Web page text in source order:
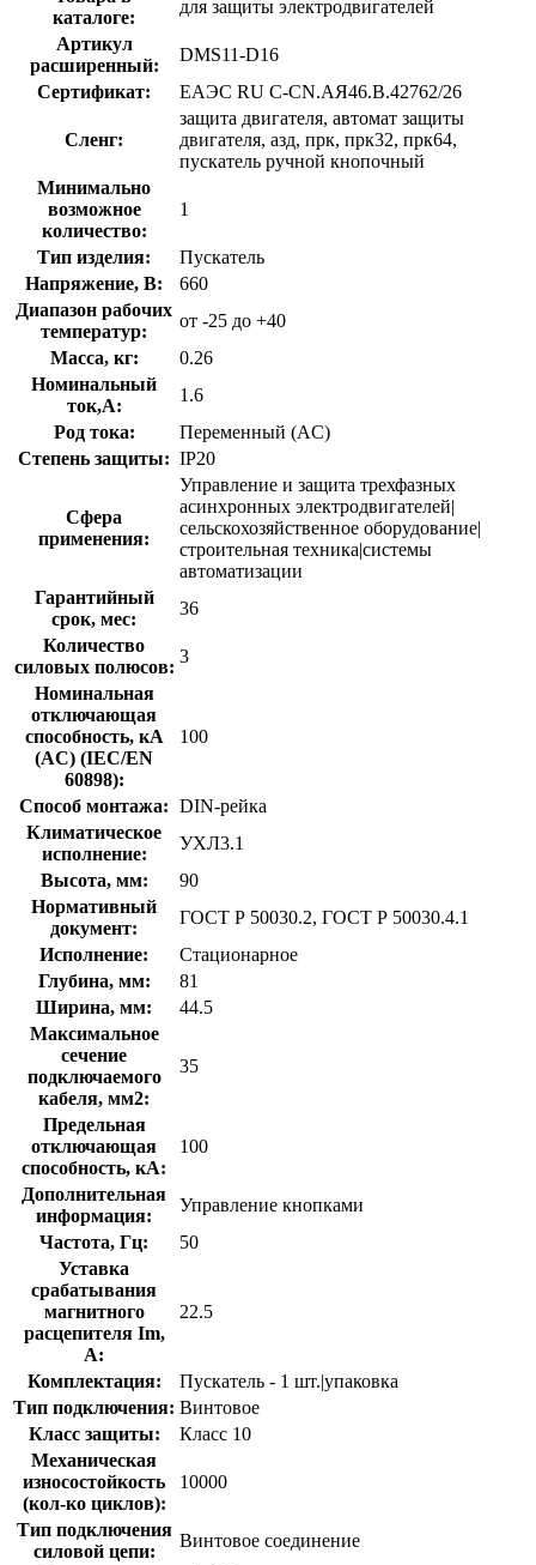
каталоге:
для защиты электродвигателей
Артикул
расширенный:
DMS11-D16
Сертификат:
ЕАЭС RU С-CN.АЯ46.В.42762/26
Сленг:
защита двигателя, автомат защиты
двигателя, азд, прк, прк32, прк64,
пускатель ручной кнопочный
Минимально
возможное
количество:
1
Тип изделия:
Пускатель
Напряжение, В:
660
Диапазон рабочих
температур:
от -25 до +40
Масса, кг:
0.26
Номинальный
ток,А:
1.6
Род тока:
Переменный (AC)
Степень защиты: IP20
Сфера
применения:
Управление и защита трехфазных
асинхронных электродвигателей|
сельскохозяйственное оборудование|
строительная техника|системы
автоматизации
Гарантийный
срок, мес:
36
Количество
силовых полюсов:
3
Номинальная
отключающая
способность, кA
(AC) (IEC/EN
60898):
100
Способ монтажа: DIN-рейка
Климатическое
исполнение:
УХЛ3.1
Высота, мм:
90
Нормативный
документ:
ГОСТ Р 50030.2, ГОСТ Р 50030.4.1
Исполнение:
Стационарное
Глубина, мм:
81
Ширина, мм:
44.5
Максимальное
сечение
подключаемого
кабеля, мм2:
35
Предельная
отключающая
способность, кA:
100
Дополнительная
информация:
Управление кнопками
Частота, Гц:
50
Уставка
срабатывания
магнитного
расцепителя Im,
А:
22.5
Комплектация:
Пускатель - 1 шт.|упаковка
Тип подключения: Винтовое
Класс защиты:
Класс 10
Механическая
износостойкость
(кол-ко циклов):
10000
Тип подключения
силовой цепи:
Винтовое соединение